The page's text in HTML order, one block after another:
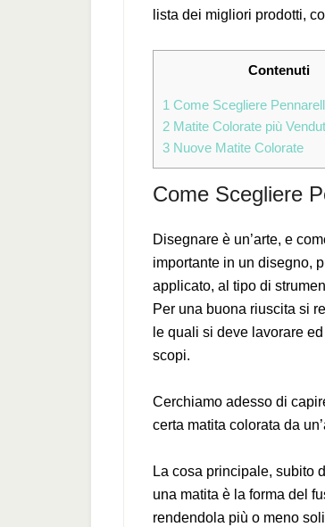
lista dei migliori prodotti,
Contenuti
1 Come Scegliere
2 Matite Colorate più
3 Nuove Matite Colorate
Come Scegliere
Disegnare è un’arte, e
importante in un disegno,
applicato, al tipo di
Per una buona riuscita si
le quali si deve lavorare
scopi.
Cerchiamo adesso di
certa matita colorata da
La cosa principale, subito
una matita è la forma del
rendendola più o meno